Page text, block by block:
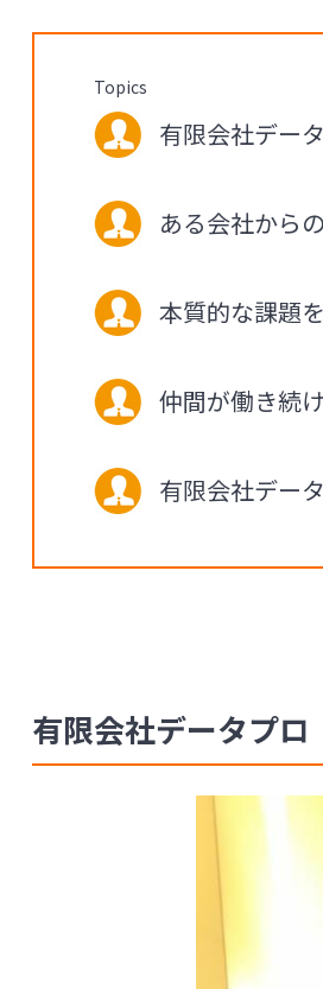
Topics
有限会社デー
ある会社から
本質的な課題
仲間が働き続
有限会社デー
有限会社データプ